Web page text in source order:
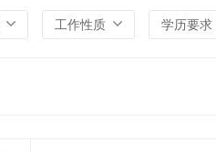
工作性质 学历要求